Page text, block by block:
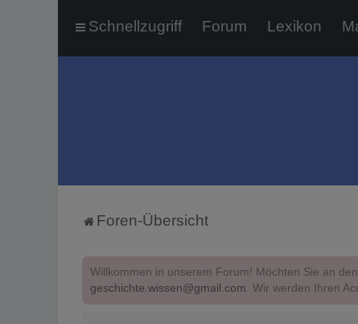
Schnellzugriff Forum Lexikon
Foren-Übersicht
Willkommen in unserem Forum! Möchten Sie an
geschichte.wissen@gmail.com. Wir werden Ihren